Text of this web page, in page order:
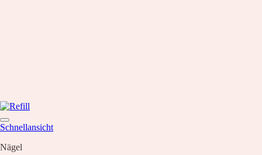
Schnellansicht
Nägel